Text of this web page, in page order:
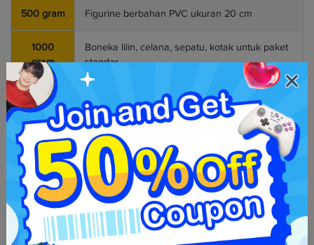
500 gram Figurine berbahan PVC ukuran 20 cm
1000
gram
Boneka lilin, celana, sepatu, kotak untuk paket
standar
Berat
(30kg max)